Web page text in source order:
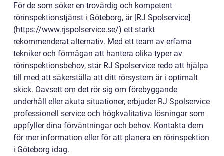
För de som söker en trovärdig och kompetent
rörinspektionstjänst i Göteborg, är [RJ Spolservice]
(https://www.rjspolservice.se/) ett starkt
rekommenderat alternativ. Med ett team av erfarna
tekniker och förmågan att hantera olika typer av
rörinspektionsbehov, står RJ Spolservice redo att hjälpa
till med att säkerställa att ditt rörsystem är i optimalt
skick. Oavsett om det rör sig om förebyggande
underhåll eller akuta situationer, erbjuder RJ Spolservice
professionell service och högkvalitativa lösningar som
uppfyller dina förväntningar och behov. Kontakta dem
för mer information eller för att planera en rörinspektion
i Göteborg idag.